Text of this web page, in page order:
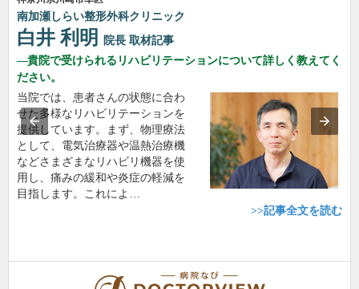
南加瀬しらい整形外科クリニック
白井 利明 院長 取材記事
貴院で受けられるリハビリテーションについて詳しく教えてく
ださい。
当院では、患者さんの状態に合わ
せた多様なリハビリテーションを
提供しています。まず、物理療法
として、電気治療器や温熱治療機
などさまざまなリハビリ機器を使
用し、痛みの緩和や炎症の軽減を
目指します。これによ…
>>記事全文を読む